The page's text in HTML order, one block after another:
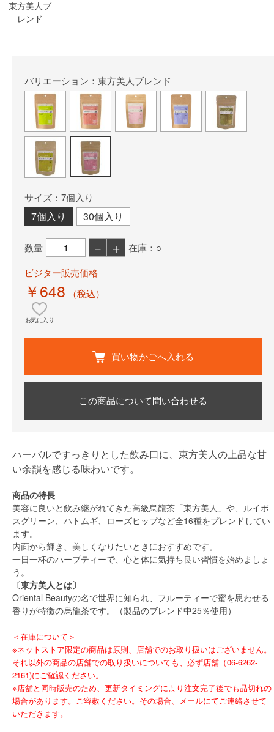
東方美人ブ
レンド
バリエーション：東方美人ブレンド
サイズ：7個入り
7個入り 30個入り
数量 － ＋
在庫：○
ビジター販売価格
￥648 （税込）
お気に入り
買い物かごへ入れる
この商品について問い合わせる
ハーバルですっきりとした飲み口に、東方美人の上品な甘
い余韻を感じる味わいです。
商品の特長
美容に良いと飲み継がれてきた高級烏龍茶「東方美人」や、ルイボ
スグリーン、ハトムギ、ローズヒップなど全16種をプレンドしてい
ます。
内面から輝き、美しくなりたいときにおすすめです。
一日一杯のハーブティーで、心と体に気持ち良い習慣を始めましょ
う。
〔東方美人とは〕
Oriental Beautyの名で世界に知られ、フルーティーで蜜を思わせる
香りが特徴の烏龍茶です。（製品のブレンド中25％使用）
＜在庫について＞
※ネットストア限定の商品は原則、店舗でのお取り扱いはございません。
それ以外の商品の店舗での取り扱いについても、必ず店舗（06-6262-
2161)にご確認ください。
※店舗と同時販売のため、更新タイミングにより注文完了後でも品切れの
場合があります。ご容赦ください。その場合、メールにてご連絡させて
いただきます。